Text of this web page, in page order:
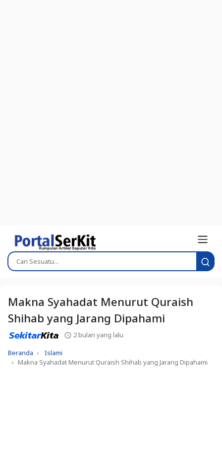
Makna Syahadat Menurut Quraish
Shihab yang Jarang Dipahami
2 bulan yang lalu
Beranda
Islami
Makna Syahadat Menurut Quraish Shihab yang Jarang Dipahami